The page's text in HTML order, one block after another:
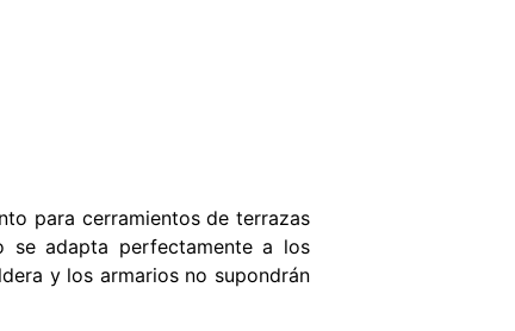
para cerramientos de terrazas
se adapta perfectamente a los
y los armarios no supondrán